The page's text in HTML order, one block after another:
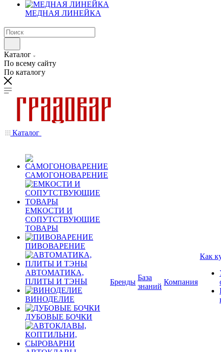
МЕДНАЯ ЛИНЕЙКА
Каталог
По всему сайту
По каталогу
Каталог
САМОГОНОВАРЕНИЕ
ЕМКОСТИ И
СОПУТСТВУЮЩИЕ
ТОВАРЫ
ПИВОВАРЕНИЕ
АВТОМАТИКА,
ПЛИТЫ И ТЭНЫ
ВИНОДЕЛИЕ
ДУБОВЫЕ БОЧКИ
Бренды
База
знаний
Компания
Как